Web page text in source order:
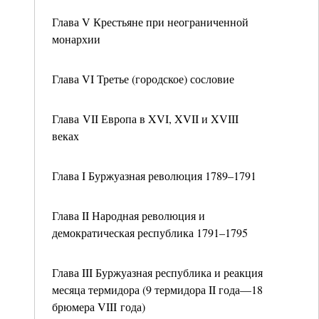
Глава V Крестьяне при неограниченной
монархии
Глава VI Третье (городское) сословие
Глава VII Европа в XVI, XVII и XVIII
веках
Глава I Буржуазная революция 1789–1791
Глава II Народная революция и
демократическая республика 1791–1795
Глава III Буржуазная республика и реакция
месяца термидора (9 термидора II года—18
брюмера VIII года)